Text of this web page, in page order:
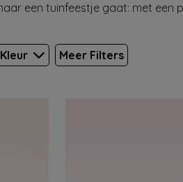
een tuinfeestje gaat: met een
Kleur Meer Filters